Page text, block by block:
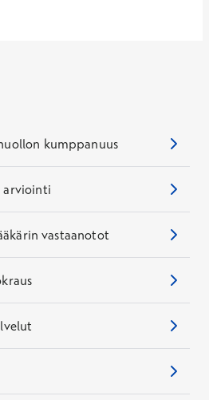
kumppanuus
arviointi
vastaanotot